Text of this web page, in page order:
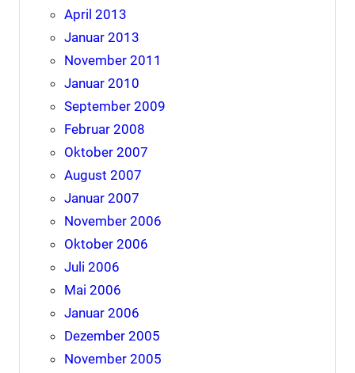
April 2013
Januar 2013
November 2011
Januar 2010
September 2009
Februar 2008
Oktober 2007
August 2007
Januar 2007
November 2006
Oktober 2006
Juli 2006
Mai 2006
Januar 2006
Dezember 2005
November 2005